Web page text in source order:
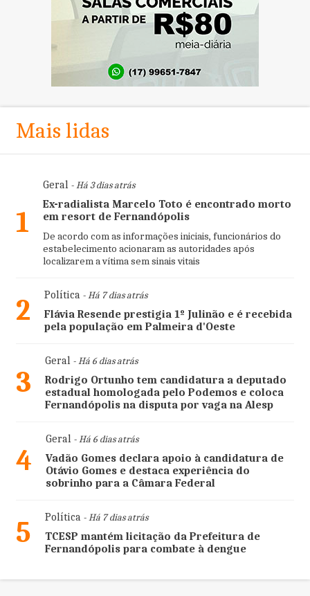
Mais lidas
1
Geral- Há 3 dias atrás
Ex-radialista Marcelo Toto é encontrado morto
em resort de Fernandópolis
De acordo com as informações iniciais, funcionários do
estabelecimento acionaram as autoridades após
localizarem a vítima sem sinais vitais
2 Política- Há 7 dias atrás
Flávia Resende prestigia 1º Julinão e é recebida
pela população em Palmeira d'Oeste
3
Geral- Há 6 dias atrás
Rodrigo Ortunho tem candidatura a deputado
estadual homologada pelo Podemos e coloca
Fernandópolis na disputa por vaga na Alesp
4
Geral- Há 6 dias atrás
Vadão Gomes declara apoio à candidatura de
Otávio Gomes e destaca experiência do
sobrinho para a Câmara Federal
5 Política- Há 7 dias atrás
TCESP mantém licitação da Prefeitura de
Fernandópolis para combate à dengue